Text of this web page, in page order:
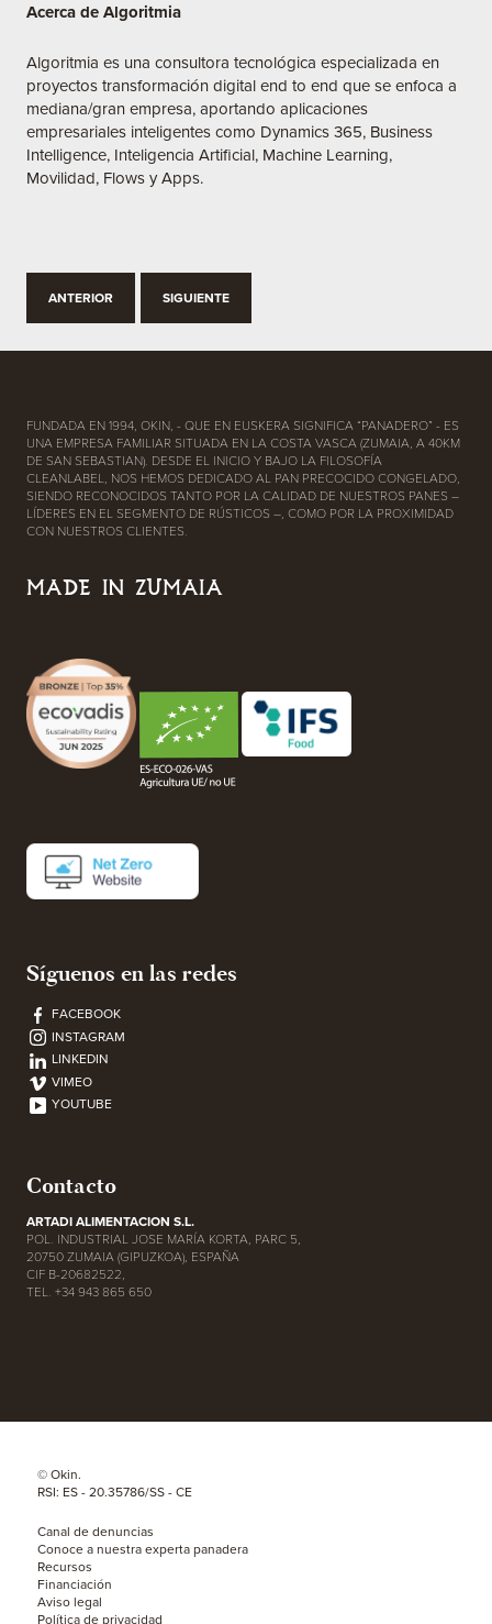
Acerca de Algoritmia
Algoritmia es una consultora tecnológica especializada en
proyectos transformación digital end to end que se enfoca a
mediana/gran empresa, aportando aplicaciones
empresariales inteligentes como Dynamics 365, Business
Intelligence, Inteligencia Artificial, Machine Learning,
Movilidad, Flows y Apps.
ANTERIOR SIGUIENTE
FUNDADA EN 1994, OKIN, - QUE EN EUSKERA SIGNIFICA “PANADERO” - ES
UNA EMPRESA FAMILIAR SITUADA EN LA COSTA VASCA (ZUMAIA, A 40KM
DE SAN SEBASTIAN). DESDE EL INICIO Y BAJO LA FILOSOFÍA
CLEANLABEL, NOS HEMOS DEDICADO AL PAN PRECOCIDO CONGELADO,
SIENDO RECONOCIDOS TANTO POR LA CALIDAD DE NUESTROS PANES –
LÍDERES EN EL SEGMENTO DE RÚSTICOS –, COMO POR LA PROXIMIDAD
CON NUESTROS CLIENTES.
MADE IN ZUMAIA
Síguenos en las redes
FACEBOOK
INSTAGRAM
LINKEDIN
VIMEO
YOUTUBE
Contacto
ARTADI ALIMENTACION S.L.
POL. INDUSTRIAL JOSE MARÍA KORTA, PARC 5,
20750 ZUMAIA (GIPUZKOA), ESPAÑA
CIF B-20682522,
TEL. +34 943 865 650
© Okin.
RSI: ES - 20.35786/SS - CE
Canal de denuncias
Conoce a nuestra experta panadera
Recursos
Financiación
Aviso legal
Política de privacidad